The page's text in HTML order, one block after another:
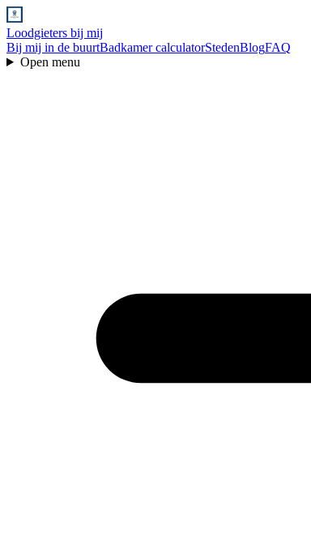
Loodgieters bij mij
Bij mij in de buurtBadkamer calculatorStedenBlogFAQ
Open menu